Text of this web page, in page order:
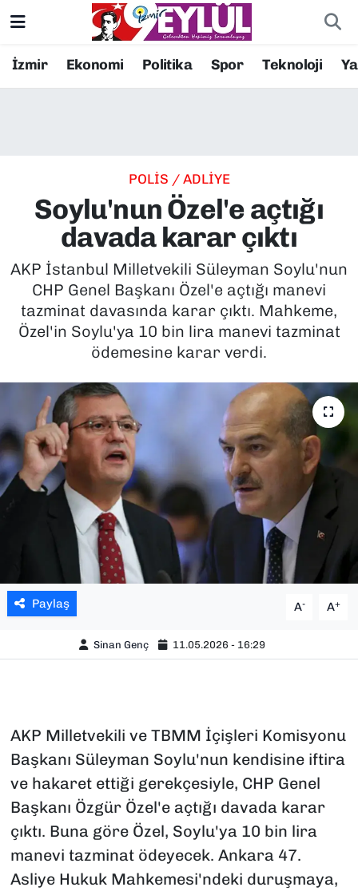
İzmir Ekonomi Politika Spor Teknoloji
POLİS / ADLİYE
Soylu'nun Özel'e açtığı
davada karar çıktı
AKP İstanbul Milletvekili Süleyman Soylu'nun
CHP Genel Başkanı Özel'e açtığı manevi
tazminat davasında karar çıktı. Mahkeme,
Özel'in Soylu'ya 10 bin lira manevi tazminat
ödemesine karar verdi.
Paylaş A- A+
Sinan Genç 11.05.2026 - 16:29
AKP Milletvekili ve TBMM İçişleri Komisyonu
Başkanı Süleyman Soylu'nun kendisine iftira
ve hakaret ettiği gerekçesiyle, CHP Genel
Başkanı Özgür Özel'e açtığı davada karar
çıktı. Buna göre Özel, Soylu'ya 10 bin lira
manevi tazminat ödeyecek. Ankara 47.
Asliye Hukuk Mahkemesi'ndeki duruşmaya,
Resmi İlanlar
EKONOMİ
KÜLTÜR SANAT
MAGAZİN
POLİTİKA
SAĞLIK
SPOR
TEKNOLOJİ
YAŞAM
YEREL YÖNETİMLER
Konak Nöbetçi Eczaneler
Süper Lig Puan Durumu ve Fikstür
Tüm Manşetler
Son Dakika Haberleri
Haber Arşivi